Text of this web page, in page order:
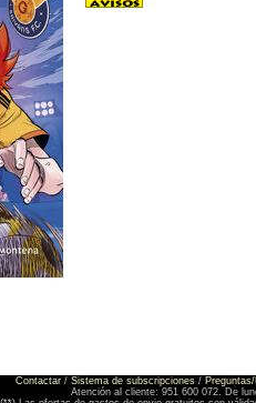
Contactar / Sistema de subscripciones /
Atención al cliente: 951 600 072. De